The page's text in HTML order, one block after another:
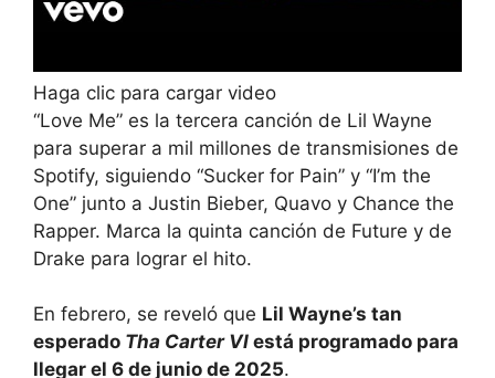
Haga clic para cargar video
“Love Me” es la tercera canción de Lil Wayne
para superar a mil millones de transmisiones de
Spotify, siguiendo “Sucker for Pain” y “I’m the
One” junto a Justin Bieber, Quavo y Chance the
Rapper. Marca la quinta canción de Future y de
Drake para lograr el hito.
En febrero, se reveló que Lil Wayne’s tan
esperado Tha Carter VI está programado para
llegar el 6 de junio de 2025.